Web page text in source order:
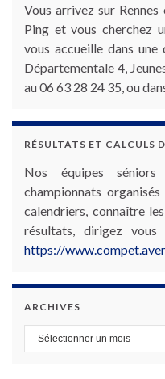
Vous arrivez sur
Ping et vous cherchez
vous accueille dans une
Départementale 4,
au 06 63 28 24 35, ou
RÉSULTATS ET CALCULS
Nos équipes
championnats
calendriers, connaître
résultats, dirigez vous
https://
ARCHIVES
Archives